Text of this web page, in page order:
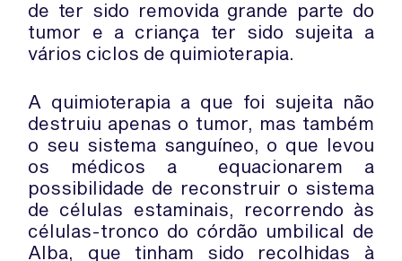
de ter sido removida grande parte do
tumor e a criança ter sido sujeita a
vários ciclos de quimioterapia.
A quimioterapia a que foi sujeita não
destruiu apenas o tumor, mas também
o seu sistema sanguíneo, o que levou
os médicos a equacionarem a
possibilidade de reconstruir o sistema
de células estaminais, recorrendo às
células-tronco do córdão umbilical de
Alba, que tinham sido recolhidas à